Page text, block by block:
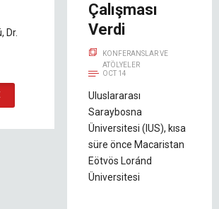
Dr.
Çalışması
Verdi
KONFERANSLAR VE
ATÖLYELER
OCT 14
Uluslararası
Saraybosna
Üniversitesi (IUS), kısa
süre önce Macaristan
Eötvös Loránd
Üniversitesi